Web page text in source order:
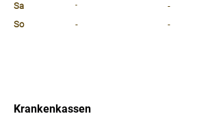
Sa -
-
So
-
-
Krankenkassen